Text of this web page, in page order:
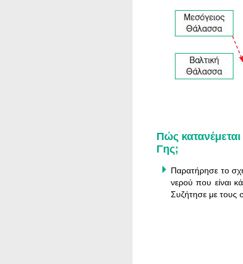
Πώς
Γης;
Παρατήρησε το
νερού που είναι
Συζήτησε με τους